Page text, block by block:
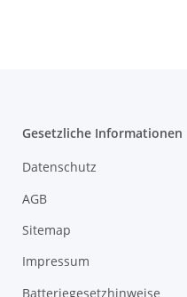
Gesetzliche Informationen
Datenschutz
AGB
Sitemap
Impressum
Batteriegesetzhinweise